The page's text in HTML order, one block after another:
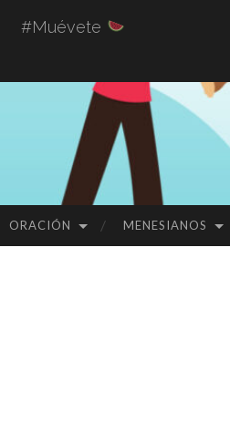
#Muévete
ORACIÓN MENESIANOS